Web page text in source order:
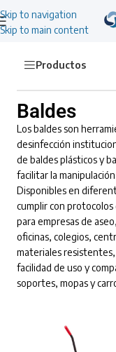
Skip to navigation
Skip to main content
Productos
Baldes
Los baldes son
desinfección
de baldes plásticos y
facilitar la
Disponibles en
cumplir con protocolos
para empresas de
oficinas, colegios,
materiales
facilidad de uso y
soportes, mopas y